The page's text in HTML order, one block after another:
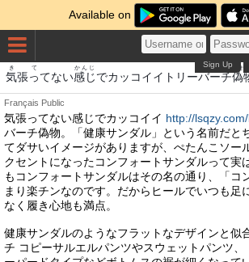
Available on
Sign Up
気
き
張って
て
ない感じ
かんじ
でカッコイイトリーバーチ偽
にせも
Français Public
気張ってない感じでカッコイイ http://
バーチ偽物。「健康サンダル」という名前だと
てダサいイメージがありますが、ぺたんこソー
クセントになったコンフォートサンダルって実
もコンフォートサンダルはその名の通り、「コ
まり楽チンなのです。だからヒールでいつも足
なく履き心地も満点。
健康サンダルのようなフラットなデザインと似
チ コピーサルエルパンツやスウェットパンツ、